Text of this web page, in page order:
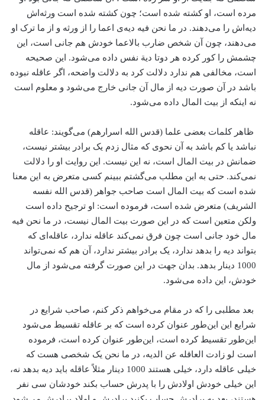
مرده است، او کشته شده است؛ چون کشته شده است ورثه‌اش
دیه‌اش را می‌دهند. در ما نحن فیه دیه‌ی اعما را از ورثه و از ما ترک او
می‌دهند، چون آن شخص ضارب بالاعما خودش هم جانی است، این
چشمش را کور کرده هر دوتا دیة نفس داده می‌شود. این صحیحه
است، مخالفی هم ندارد دلالت کرد به دلالت واضحه، اگر عاقله نبوده
باشد در آن صورت دیه از مال آن جانی خارج می‌شود و معلوم است
نه اینکه از بیت المال داده می‌شود.
ظاهر کلمات بعضی علما (قدس الله اسرارهم) می‌گویند: عاقله
نباشد یا کم باشد به آن نحوی که مثال زدم یک برادر بیشتر نیست،
ضمانش در بیت المال است، نه این نیست. این روایت او را دلالت
نمی‌کند. حتی به این مطلب می‌گشتم ببینم کسی متعرض به این معنا
شده است که بیت المال است صاحب جواهر (قدس الله نفسه
الشریف) متعرض شده است، فرموده است: او ترجیح داده است
ولکن متعین است که در این صورت بیت المال نیست، در ما نحن فیه
مال خود جانی است چون فرق نمی‌کند عاقله ندارد، عاقله‌ای که
بتواند دیه را بدهد ندارد، یک برادر بیشتر ندارد، آن هم که نمی‌تواند
1000 دینار بدهد. بدان جهت در این صورت گرفته می‌شود از مال
خودش، این داده می‌شود.
بعد مطلبی را که در مقام می‌خواهم ذکر کنم، صاحب شرایع در
شرایع این این‌طور عنوان کرده است که بر عاقله تقسیط می‌شود
این‌طور تقسیط کرده است، این‌طور عنوان کرده است، فرموده
است لو زادت العاقله عن الدیه، در ما نحن یک شخصی هست که
خیلی عاقله دارد، خیلی هستند 1000 دینار مثلاً عاقله باید دیه بدهد نه،
این خیلی خودش اولادش را با پدرش حساب بکند خودشان سی نفر